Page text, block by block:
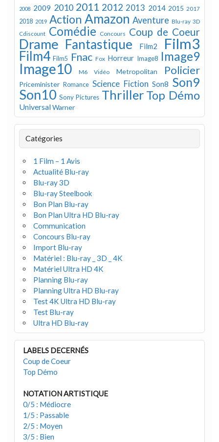
2008 2009 2010 2011 2012 2013 2014 2015 2017
2018 2019 Action Amazon Aventure Blu-ray 3D
Cdiscount Comédie Concours Coup de Coeur
Drame Fantastique Film2 Film3
Film4 Film5 Fnac Fox Horreur Image8 Image9
Image10 M6 Vidéo Metropolitan Policier
Priceminister Romance Science Fiction Son8 Son9
Son10 Sony Pictures Thriller Top Démo
UniversalWarner
Catégories
1 Film – 1 Avis
Actualité Blu-ray
Blu-ray 3D
Blu-ray Steelbook
Bon Plan Blu-ray
Bon Plan Ultra HD Blu-ray
Communication
Concours Blu-ray
Import Blu-ray
Matériel : Blu-ray _ 3D _ 4K
Matériel Ultra HD 4K
Planning Blu-ray
Planning Ultra HD Blu-ray
Test 4K Ultra HD Blu-ray
Test Blu-ray
Ultra HD Blu-ray
LABELS DECERNÉS
Coup de Coeur
Top Démo
NOTATION ARTISTIQUE
0/5 : Médiocre
1/5 : Passable
2/5 : Moyen
3/5 : Bien